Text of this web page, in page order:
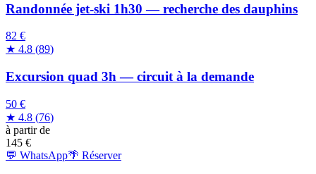
Randonnée jet-ski 1h30 — recherche des dauphins
82 €
★ 4.8 (89)
Excursion quad 3h — circuit à la demande
50 €
★ 4.8 (76)
à partir de
145 €
💬 WhatsApp🌴 Réserver